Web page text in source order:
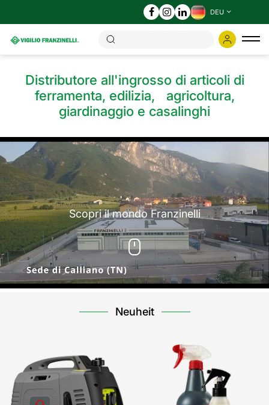
DEU
Distributore all'ingrosso di articoli di
ferramenta, edilizia, agricoltura,
giardinaggio e casalinghi
Scopri il mondo Franzinelli
Neuheit